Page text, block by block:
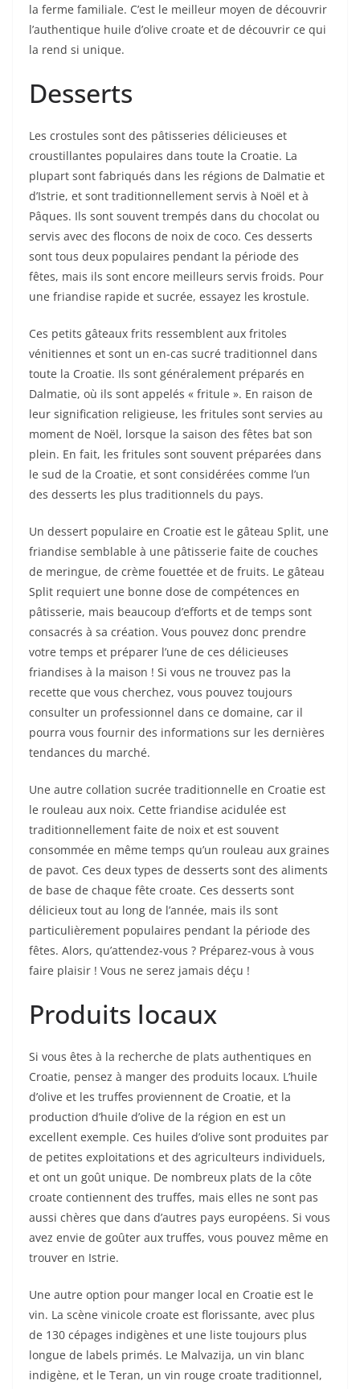
la ferme familiale. C’est le meilleur moyen de découvrir
l’authentique huile d’olive croate et de découvrir ce qui
la rend si unique.
Desserts
Les crostules sont des pâtisseries délicieuses et
croustillantes populaires dans toute la Croatie. La
plupart sont fabriqués dans les régions de Dalmatie et
d’Istrie, et sont traditionnellement servis à Noël et à
Pâques. Ils sont souvent trempés dans du chocolat ou
servis avec des flocons de noix de coco. Ces desserts
sont tous deux populaires pendant la période des
fêtes, mais ils sont encore meilleurs servis froids. Pour
une friandise rapide et sucrée, essayez les krostule.
Ces petits gâteaux frits ressemblent aux fritoles
vénitiennes et sont un en-cas sucré traditionnel dans
toute la Croatie. Ils sont généralement préparés en
Dalmatie, où ils sont appelés « fritule ». En raison de
leur signification religieuse, les fritules sont servies au
moment de Noël, lorsque la saison des fêtes bat son
plein. En fait, les fritules sont souvent préparées dans
le sud de la Croatie, et sont considérées comme l’un
des desserts les plus traditionnels du pays.
Un dessert populaire en Croatie est le gâteau Split, une
friandise semblable à une pâtisserie faite de couches
de meringue, de crème fouettée et de fruits. Le gâteau
Split requiert une bonne dose de compétences en
pâtisserie, mais beaucoup d’efforts et de temps sont
consacrés à sa création. Vous pouvez donc prendre
votre temps et préparer l’une de ces délicieuses
friandises à la maison ! Si vous ne trouvez pas la
recette que vous cherchez, vous pouvez toujours
consulter un professionnel dans ce domaine, car il
pourra vous fournir des informations sur les dernières
tendances du marché.
Une autre collation sucrée traditionnelle en Croatie est
le rouleau aux noix. Cette friandise acidulée est
traditionnellement faite de noix et est souvent
consommée en même temps qu’un rouleau aux graines
de pavot. Ces deux types de desserts sont des aliments
de base de chaque fête croate. Ces desserts sont
délicieux tout au long de l’année, mais ils sont
particulièrement populaires pendant la période des
fêtes. Alors, qu’attendez-vous ? Préparez-vous à vous
faire plaisir ! Vous ne serez jamais déçu !
Produits locaux
Si vous êtes à la recherche de plats authentiques en
Croatie, pensez à manger des produits locaux. L’huile
d’olive et les truffes proviennent de Croatie, et la
production d’huile d’olive de la région en est un
excellent exemple. Ces huiles d’olive sont produites par
de petites exploitations et des agriculteurs individuels,
et ont un goût unique. De nombreux plats de la côte
croate contiennent des truffes, mais elles ne sont pas
aussi chères que dans d’autres pays européens. Si vous
avez envie de goûter aux truffes, vous pouvez même en
trouver en Istrie.
Une autre option pour manger local en Croatie est le
vin. La scène vinicole croate est florissante, avec plus
de 130 cépages indigènes et une liste toujours plus
longue de labels primés. Le Malvazija, un vin blanc
indigène, et le Teran, un vin rouge croate traditionnel,